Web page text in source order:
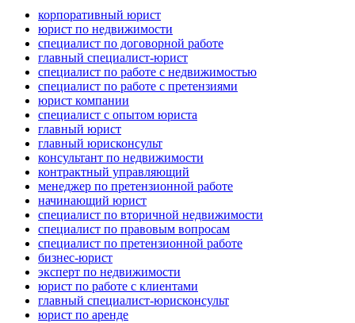
корпоративный юрист
юрист по недвижимости
специалист по договорной работе
главный специалист-юрист
специалист по работе с недвижимостью
специалист по работе с претензиями
юрист компании
специалист с опытом юриста
главный юрист
главный юрисконсульт
консультант по недвижимости
контрактный управляющий
менеджер по претензионной работе
начинающий юрист
специалист по вторичной недвижимости
специалист по правовым вопросам
специалист по претензионной работе
бизнес-юрист
эксперт по недвижимости
юрист по работе с клиентами
главный специалист-юрисконсульт
юрист по аренде